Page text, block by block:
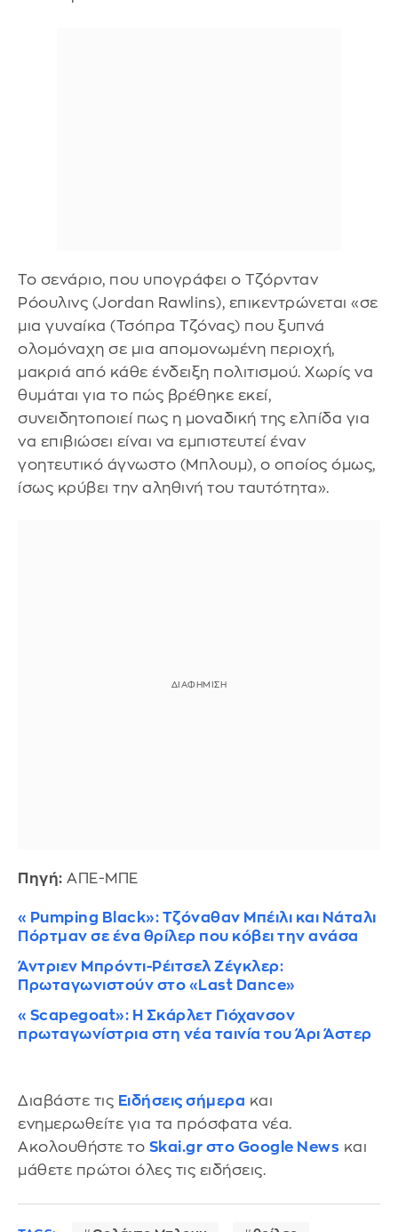
Το σενάριο, που υπογράφει ο Τζόρνταν
Ρόουλινς (Jordan Rawlins), επικεντρώνεται «σε
μια γυναίκα (Τσόπρα Τζόνας) που ξυπνά
ολομόναχη σε μια απομονωμένη περιοχή,
μακριά από κάθε ένδειξη πολιτισμού. Χωρίς να
θυμάται για το πώς βρέθηκε εκεί,
συνειδητοποιεί πως η μοναδική της ελπίδα για
να επιβιώσει είναι να εμπιστευτεί έναν
γοητευτικό άγνωστο (Μπλουμ), ο οποίος όμως,
ίσως κρύβει την αληθινή του ταυτότητα».
Πηγή: ΑΠΕ-ΜΠΕ
«Pumping Black»: Τζόναθαν Μπέιλι και Νάταλι
Πόρτμαν σε ένα θρίλερ που κόβει την ανάσα
Άντριεν Μπρόντι-Ρέιτσελ Ζέγκλερ:
Πρωταγωνιστούν στο «Last Dance»
«Scapegoat»: Η Σκάρλετ Γιόχανσον
πρωταγωνίστρια στη νέα ταινία του Άρι Άστερ
Διαβάστε τις Ειδήσεις σήμερα και
ενημερωθείτε για τα πρόσφατα νέα.
Ακολουθήστε το Skai.gr στο Google News και
μάθετε πρώτοι όλες τις ειδήσεις.